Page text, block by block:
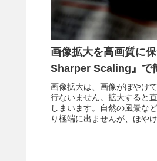
画像拡大を高画質に
Sharper Scaling』で
画像拡大は、画像がぼやけ
行ないません。拡大すると
しまいます。自然の風景な
り極端に出ませんが、ほや
必要がある時は『A